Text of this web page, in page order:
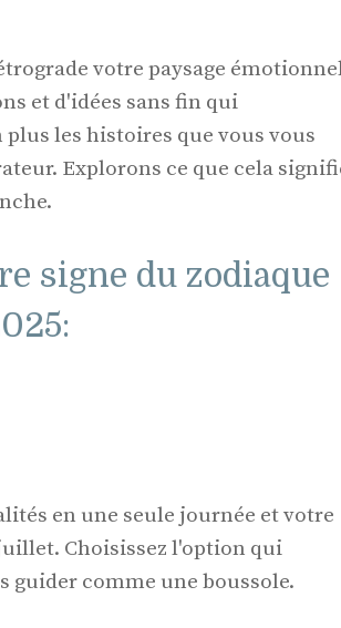
votre paysage
et d'idées sans fin qui
les histoires que vous vous
Explorons ce que cela
signe du zodiaque
en une seule journée et votre
Choisissez l'option qui
guider comme une boussole.